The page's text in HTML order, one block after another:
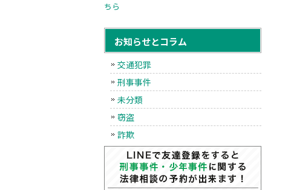
ちら
お知らせとコラム
交通犯罪
刑事事件
未分類
窃盗
詐欺